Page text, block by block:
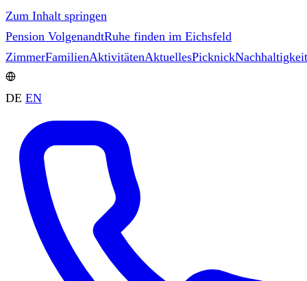
Zum Inhalt springen
Pension VolgenandtRuhe finden im Eichsfeld
ZimmerFamilienAktivitätenAktuellesPicknickNachhaltigkeit
DE EN